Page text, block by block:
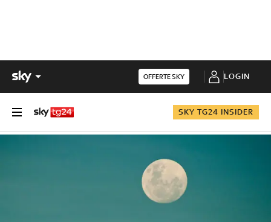
OFFERTE SKY LOGIN
SKY TG24 INSIDER